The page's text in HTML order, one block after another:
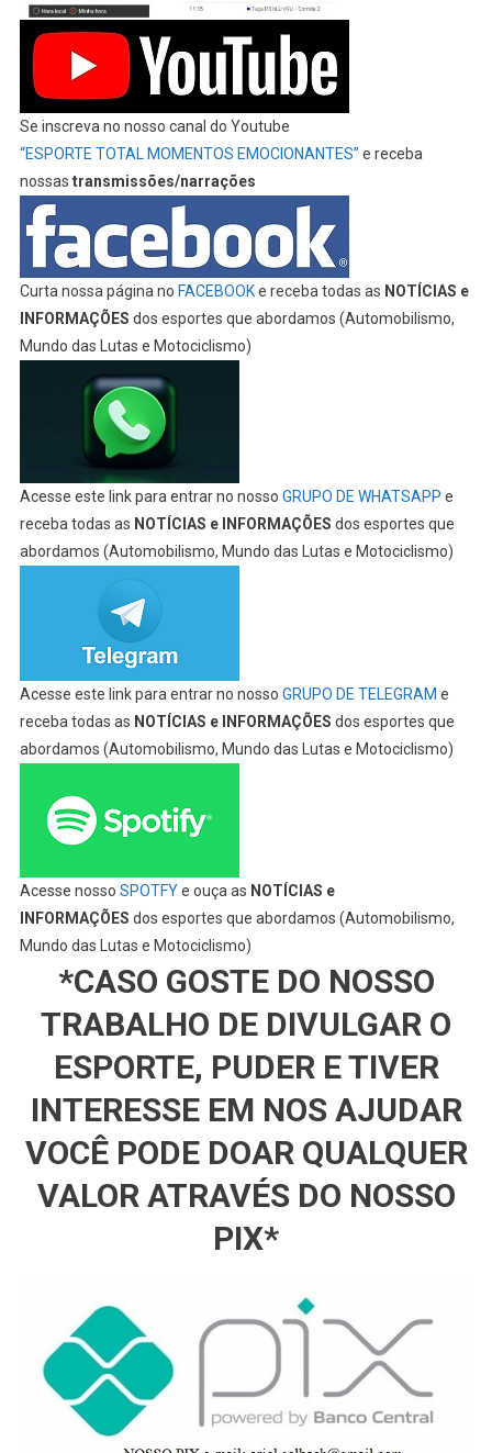
Se inscreva no nosso canal do Youtube
“ESPORTE TOTAL MOMENTOS EMOCIONANTES” e receba
nossas transmissões/narrações
Curta nossa página no FACEBOOKe receba todas as NOTÍCIAS e
INFORMAÇÕES dos esportes que abordamos (Automobilismo,
Mundo das Lutas e Motociclismo)
Acesse este link para entrar no nosso GRUPO DE WHATSAPP e
receba todas as NOTÍCIAS e INFORMAÇÕES dos esportes que
abordamos (Automobilismo, Mundo das Lutas e Motociclismo)
Acesse este link para entrar no nosso GRUPO DE TELEGRAM e
receba todas as NOTÍCIAS e INFORMAÇÕES dos esportes que
abordamos (Automobilismo, Mundo das Lutas e Motociclismo)
Acesse nosso SPOTFYe ouça as NOTÍCIAS e
INFORMAÇÕES dos esportes que abordamos (Automobilismo,
Mundo das Lutas e Motociclismo)
*CASO GOSTE DO NOSSO
TRABALHO DE DIVULGAR O
ESPORTE, PUDER E TIVER
INTERESSE EM NOS AJUDAR
VOCÊ PODE DOAR QUALQUER
VALOR ATRAVÉS DO NOSSO
PIX*